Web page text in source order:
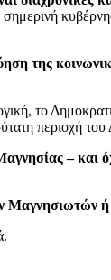
της
το
περιοχή
–
Μαγνησιωτών ή